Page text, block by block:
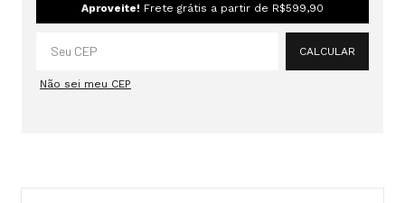
Aproveite! Frete grátis a partir de R$599,90
CALCULAR
Não sei meu CEP